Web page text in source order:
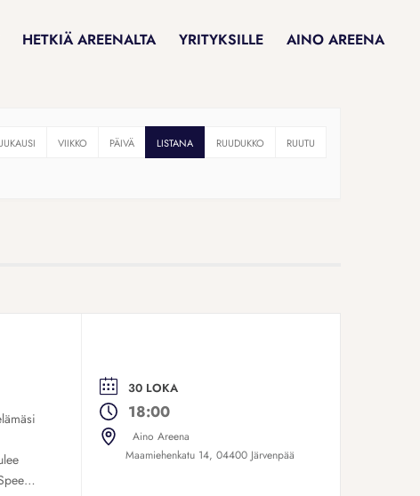
HETKIÄ AREENALTA YRITYKSILLE AINO AREENA
VIIKKO PÄIVÄ LISTANA RUUDUKKO RUUTU
30 LOKA
18:00
Aino Areena
Maamiehenkatu 14, 04400 Järvenpää